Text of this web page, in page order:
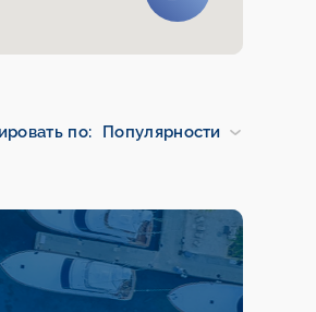
по: Популярности